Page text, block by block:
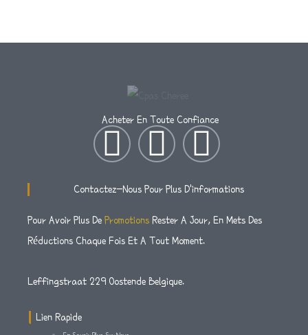
Acheter En Toute Confiance
I
N
S
T
A
T
W
I
T
T
F
A
C
E
Contactez-Nous Pour Plus D'informations
Pour Avoir Plus De Promotions Rester A Jour, En Mets Des
Réductions Chaque Fois Et A Tout Moment.
Leffingstraat 229 Oostende Belgique.
Lien Rapide